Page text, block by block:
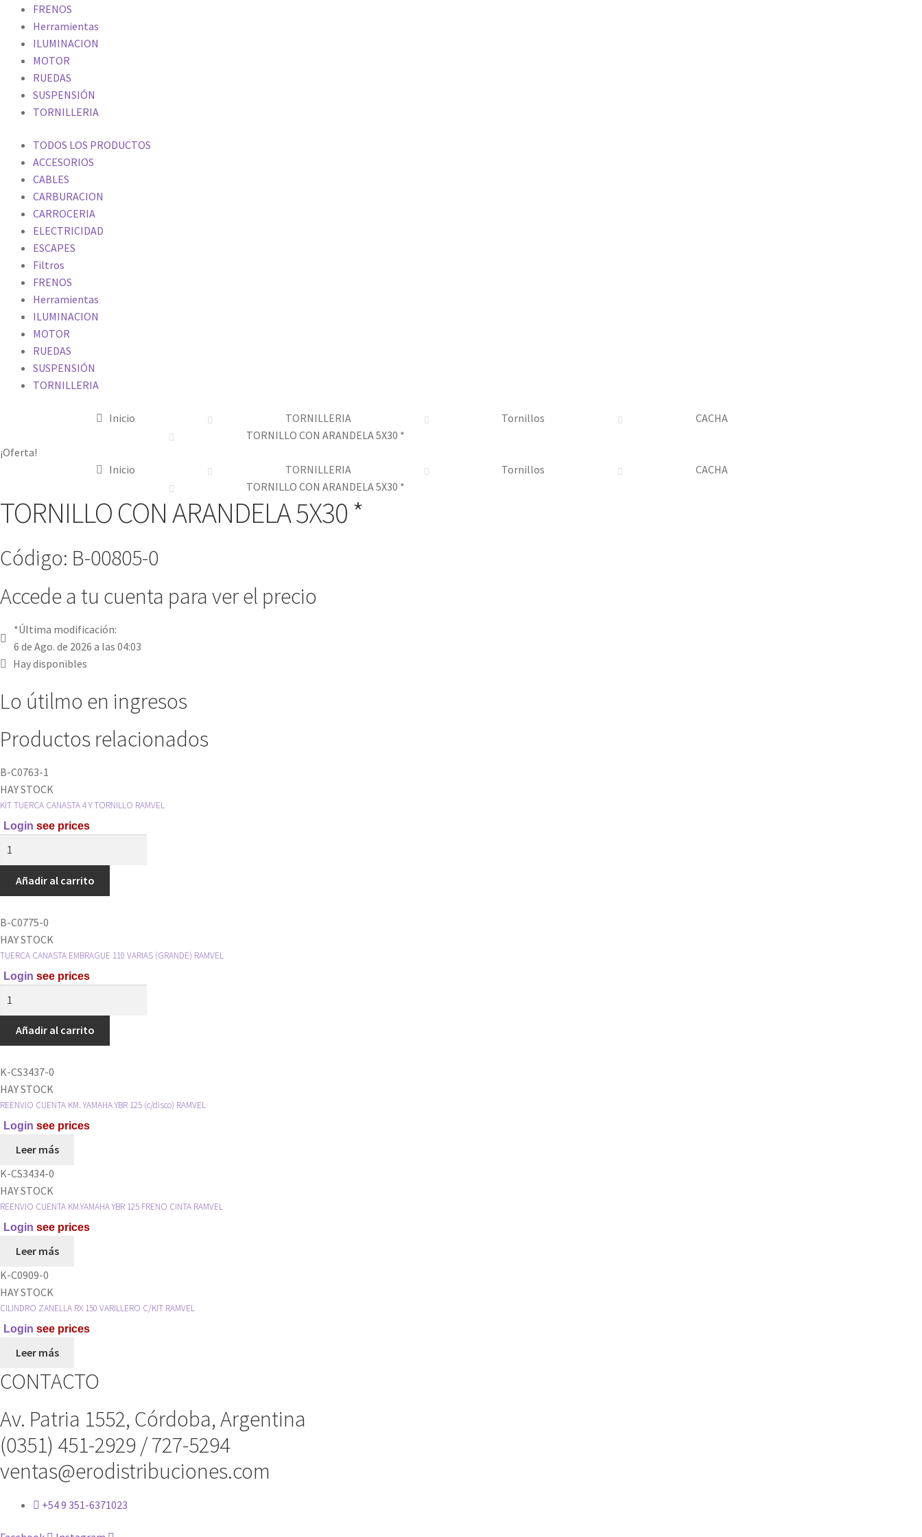
FRENOS
Herramientas
ILUMINACION
MOTOR
RUEDAS
SUSPENSIÓN
TORNILLERIA
TODOS LOS PRODUCTOS
ACCESORIOS
CABLES
CARBURACION
CARROCERIA
ELECTRICIDAD
ESCAPES
Filtros
FRENOS
Herramientas
ILUMINACION
MOTOR
RUEDAS
SUSPENSIÓN
TORNILLERIA
Inicio TORNILLERIA Tornillos
CACHA
TORNILLO CON ARANDELA 5X30 *
¡Oferta!
Inicio
TORNILLERIA Tornillos
CACHA
TORNILLO CON ARANDELA 5X30 *
TORNILLO CON ARANDELA 5X30 *
Código: B-00805-0
Accede a tu cuenta para ver el precio
*Última modificación:
6 de Ago. de 2026 a las 04:03
Hay disponibles
Lo útilmo en ingresos
Productos relacionados
B-C0763-1
HAY STOCK
KIT TUERCA CANASTA 4 Y TORNILLO RAMVEL
Login see prices
CANASTA
4
TORNILLO
RAMVEL
cantidad
Añadir al carrito
B-C0775-0
HAY STOCK
TUERCA CANASTA EMBRAGUE 110 VARIAS (GRANDE) RAMVEL
Login see prices
EMBRAGUE
110
(GRANDE)
RAMVEL
cantidad
Añadir al carrito
K-CS3437-0
HAY STOCK
REENVIO CUENTA KM. YAMAHA YBR 125 (c/disco) RAMVEL
Login see prices
Leer más
K-CS3434-0
HAY STOCK
REENVIO CUENTA KM.YAMAHA YBR 125 FRENO CINTA RAMVEL
Login see prices
Leer más
K-C0909-0
HAY STOCK
CILINDRO ZANELLA RX 150 VARILLERO C/KIT RAMVEL
Login see prices
Leer más
CONTACTO
Av. Patria 1552, Córdoba, Argentina
(0351) 451-2929 / 727-5294
ventas@erodistribuciones.com
+54 9 351-6371023